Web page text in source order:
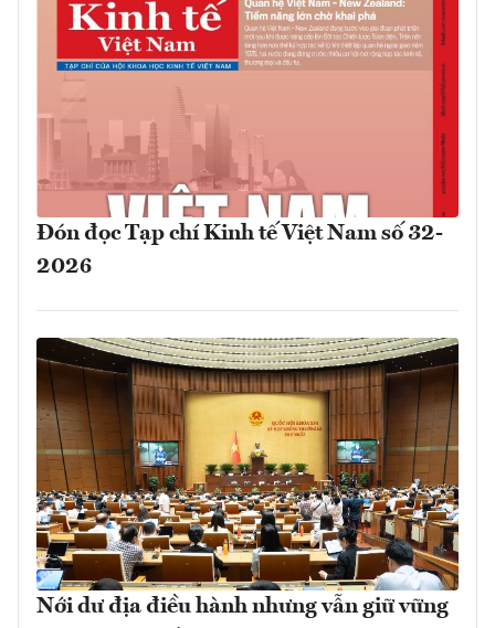
Đón đọc Tạp chí Kinh tế Việt Nam số 32-
2026
Nới dư địa điều hành nhưng vẫn giữ vững